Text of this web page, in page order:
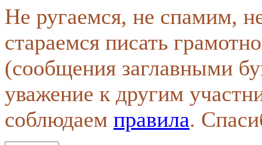
Не ругаемся, не спамим,
стараемся писать
(сообщения заглавными
уважение к другим
соблюдаем правила.